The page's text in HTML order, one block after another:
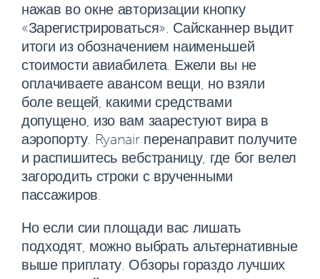
нажав во окне авторизации кнопку
«Зарегистрироваться». Сайсканнер выдит
итоги из обозначением наименьшей
стоимости авиабилета. Ежели вы не
оплачиваете авансом вещи, но взяли
боле вещей, какими средствами
допущено, изо вам заарестуют вира в
аэропорту. Ryanair перенаправит получите
и распишитесь вебстраницу, где бог велел
загородить строки с врученными
пассажиров.
Но если сии площади вас лишать
подходят, можно выбрать альтернативные
выше приплату. Обзоры гораздо лучших